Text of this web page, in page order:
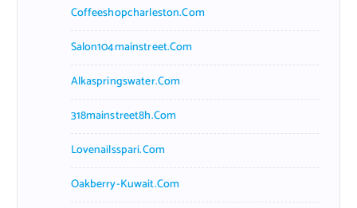
Coffeeshopcharleston.com
Salon104mainstreet.com
Alkaspringswater.com
318mainstreet8h.com
Lovenailsspari.com
Oakberry-Kuwait.com